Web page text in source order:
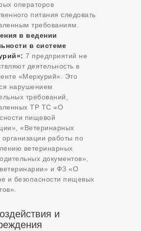
операторов
питания следовать
требованиям.
в ведении
в системе
7 предприятий не
деятельность в
«Меркурий». Это
нарушением
требований,
ТР ТС «О
пищевой
«Ветеринарных
организации работы по
ветеринарных
документов»,
и ФЗ «О
и безопасности пищевых
и